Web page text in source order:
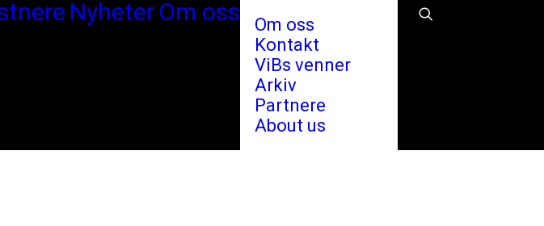
Nyheter Om oss
Om oss
Kontakt
ViBs venner
Arkiv
Partnere
About us